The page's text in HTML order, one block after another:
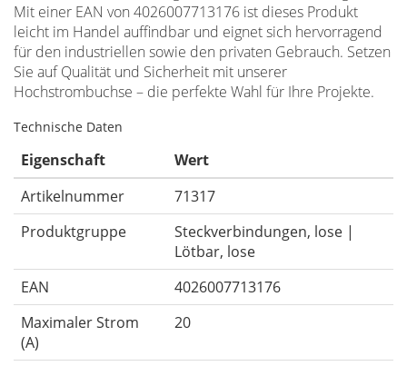
Mit einer EAN von 4026007713176 ist dieses Produkt
leicht im Handel auffindbar und eignet sich hervorragend
für den industriellen sowie den privaten Gebrauch. Setzen
Sie auf Qualität und Sicherheit mit unserer
Hochstrombuchse – die perfekte Wahl für Ihre Projekte.
Technische Daten
Eigenschaft
Wert
Artikelnummer
71317
Produktgruppe
Steckverbindungen, lose |
Lötbar, lose
EAN
4026007713176
Maximaler Strom
(A)
20